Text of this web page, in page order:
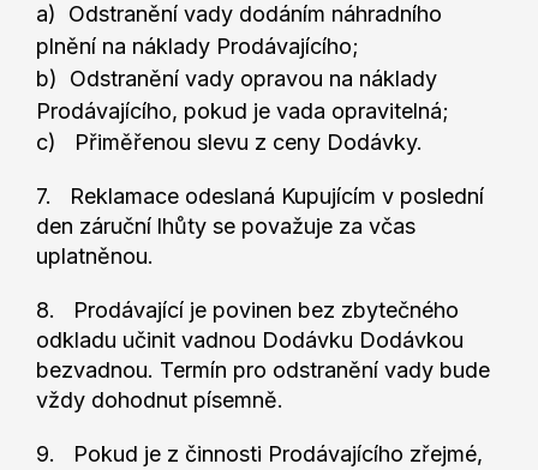
a) Odstranění vady dodáním náhradního
plnění na náklady Prodávajícího;
b) Odstranění vady opravou na náklady
Prodávajícího, pokud je vada opravitelná;
c) Přiměřenou slevu z ceny Dodávky.
7. Reklamace odeslaná Kupujícím v poslední
den záruční lhůty se považuje za včas
uplatněnou.
8. Prodávající je povinen bez zbytečného
odkladu učinit vadnou Dodávku Dodávkou
bezvadnou. Termín pro odstranění vady bude
vždy dohodnut písemně.
9. Pokud je z činnosti Prodávajícího zřejmé,